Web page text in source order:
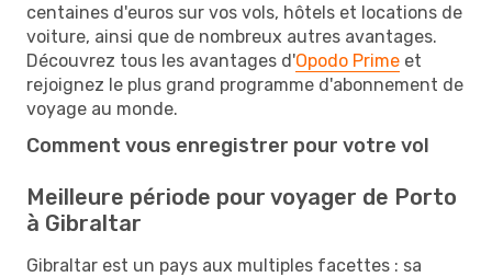
centaines d'euros sur vos vols, hôtels et locations de
voiture, ainsi que de nombreux autres avantages.
Découvrez tous les avantages d'Opodo Prime et
rejoignez le plus grand programme d'abonnement de
voyage au monde.
Comment vous enregistrer pour votre vol
Meilleure période pour voyager de Porto
à Gibraltar
Gibraltar est un pays aux multiples facettes : sa